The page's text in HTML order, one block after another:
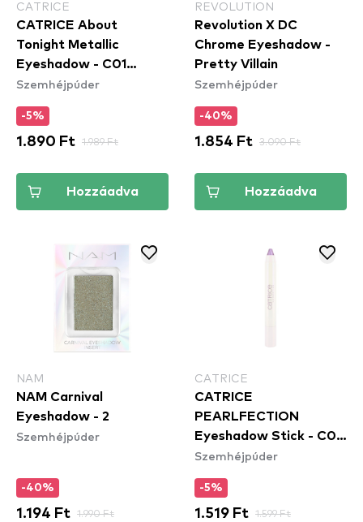
CATRICE
CATRICE About
Tonight Metallic
Eyeshadow - C01
Champagne O'Clock
Szemhéjpúder
-5%
1.890 Ft 1.989 Ft
Hozzáadva
REVOLUTION
Revolution X DC
Chrome Eyeshadow -
Pretty Villain
Szemhéjpúder
-40%
1.854 Ft 3.090 Ft
Hozzáadva
NAM
NAM Carnival
Eyeshadow - 2
Szemhéjpúder
-40%
1.194 Ft 1.990 Ft
CATRICE
CATRICE
PEARLFECTION
Eyeshadow Stick - C01
Sparkles Of Pearls
Szemhéjpúder
-5%
1.519 Ft 1.599 Ft